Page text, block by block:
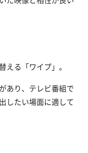
える「ワイプ」。
あり、テレビ番組で
したい場面に適して